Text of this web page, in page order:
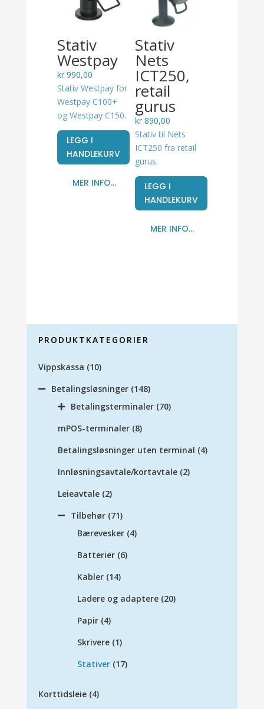
Stativ
Westpay
kr990,00
Stativ Westpay for
Westpay C100+
og Westpay C150.
LEGG I
HANDLEKURV
MER INFO...
Stativ
Nets
ICT250,
retail
gurus
kr 890,00
Stativ til Nets
ICT250 fra retail
gurus.
LEGG I
HANDLEKURV
MER INFO...
PRODUKTKATEGORIER
Vippskassa (10)
Betalingsløsninger (148)
Betalingsterminaler (70)
mPOS-terminaler (8)
Betalingsløsninger uten terminal (4)
Innløsningsavtale/kortavtale (2)
Leieavtale (2)
Tilbehør (71)
Bærevesker (4)
Batterier (6)
Kabler (14)
Ladere og adaptere (20)
Papir (4)
Skrivere (1)
Stativer (17)
Korttidsleie (4)